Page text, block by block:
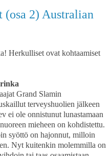
2) Australian
Herkulliset ovat kohtaamiset
Grand Slamin
terveyshuolien jälkeen
ei ole onnistunut lunastamaan
mieheen on kohdistettu.
syöttö on hajonnut, milloin
Nyt kuitenkin molemmilla on